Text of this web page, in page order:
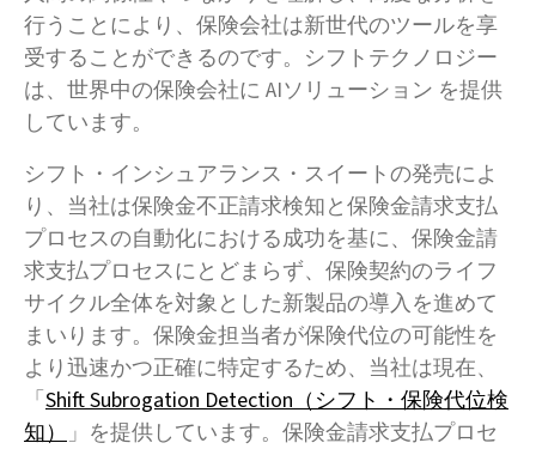
行うことにより、保険会社は新世代のツールを享
受することができるのです。シフトテクノロジー
は、世界中の保険会社に AIソリューション を提供
しています。
シフト・インシュアランス・スイートの発売によ
り、当社は保険金不正請求検知と保険金請求支払
プロセスの自動化における成功を基に、保険金請
求支払プロセスにとどまらず、保険契約のライフ
サイクル全体を対象とした新製品の導入を進めて
まいります。保険金担当者が保険代位の可能性を
より迅速かつ正確に特定するため、当社は現在、
「Shift Subrogation Detection（シフト・保険代位検
知）」を提供しています。保険金請求支払プロセ